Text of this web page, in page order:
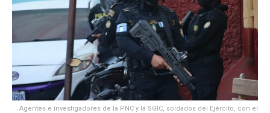
Agentes e investigadores de la PNC y la SGIC, soldados del Ejército, con el